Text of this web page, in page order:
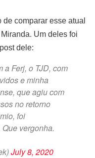
comparar esse atual
Um deles foi
dele:
a Ferj, o TJD, com
e minha
que agiu com
no retorno
foi
vergonha.
July 8, 2020